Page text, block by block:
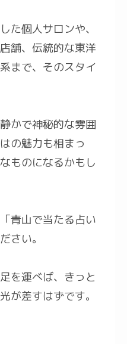
た個人サロンや、
舗、伝統的な東洋
まで、そのスタイ
かで神秘的な雰囲
の魅力も相まっ
ものになるかもし
青山で当たる占い
さい。
を運べば、きっと
が差すはずです。